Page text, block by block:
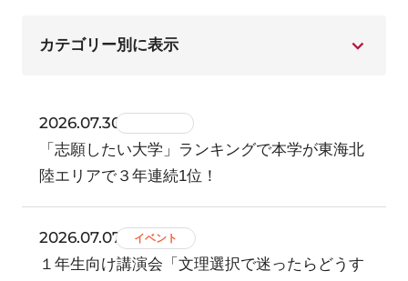
2026.07.30
「志願したい大学」ランキングで本学が東海北
陸エリアで３年連続1位！
2026.07.07 イベント
１年生向け講演会「文理選択で迷ったらどうす